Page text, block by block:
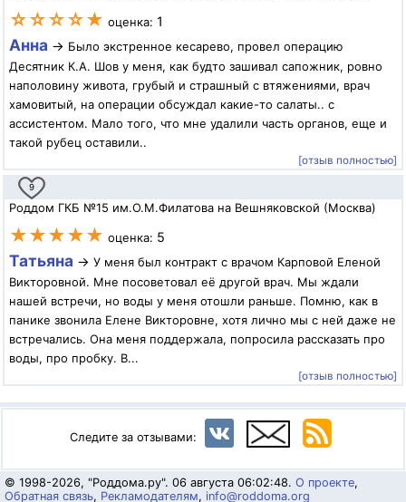
☆☆☆☆★ оценка: 1
Анна → Было экстренное кесарево, провел операцию
Десятник К.А. Шов у меня, как будто зашивал сапожник, ровно
наполовину живота, грубый и страшный с втяжениями, врач
хамовитый, на операции обсуждал какие-то салаты.. с
ассистентом. Мало того, что мне удалили часть органов, еще и
такой рубец оставили..
[отзыв полностью]
9
Роддом ГКБ №15 им.О.М.Филатова на Вешняковской (Москва)
★★★★★ оценка: 5
Татьяна → У меня был контракт с врачом Карповой Еленой
Викторовной. Мне посоветовал её другой врач. Мы ждали
нашей встречи, но воды у меня отошли раньше. Помню, как в
панике звонила Елене Викторовне, хотя лично мы с ней даже не
встречались. Она меня поддержала, попросила рассказать про
воды, про пробку. В...
[отзыв полностью]
Следите за отзывами:
© 1998-2026, "Роддома.ру". 06 августа 06:02:48. О проекте,
Обратная связь, Рекламодателям, info@roddoma.org